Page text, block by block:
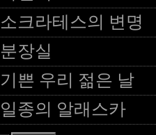
소크라테스의 변명
분장실
기쁜 우리 젊은 날
일종의 알래스카